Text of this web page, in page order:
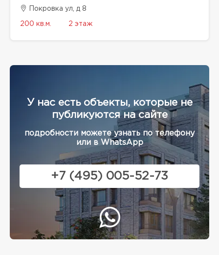
Покровка ул, д 8
200 кв.м. 2 этаж
У нас есть объекты, которые не
публикуются на сайте
подробности можете узнать по телефону
или в WhatsApp
+7 (495) 005-52-73